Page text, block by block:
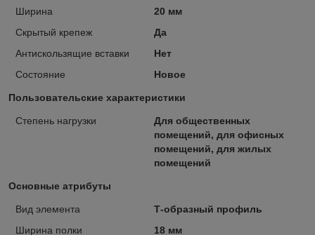
Ширина
20 мм
Скрытый крепеж
Да
Антискользящие вставки
Нет
Состояние
Новое
Пользовательские характеристики
Степень нагрузки
Для общественных
помещений, для офисных
помещений, для жилых
помещений
Основные атрибуты
Вид элемента
Т-образный профиль
Ширина полки
18 мм